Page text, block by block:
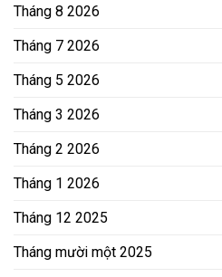
Tháng 8 2026
Tháng 7 2026
Tháng 5 2026
Tháng 3 2026
Tháng 2 2026
Tháng 1 2026
Tháng 12 2025
Tháng mười một 2025